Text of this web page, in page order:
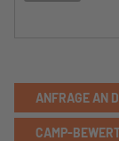
ANFRAGE AN
CAMP-